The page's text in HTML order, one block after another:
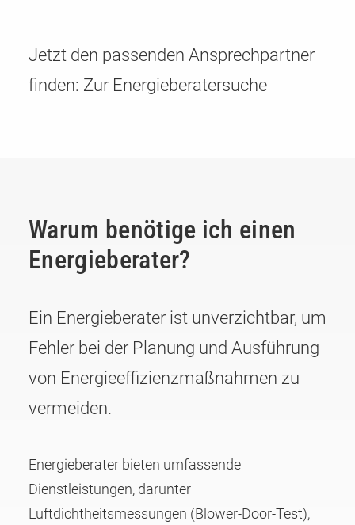
Jetzt den passenden Ansprechpartner
finden: Zur Energieberatersuche
Warum benötige ich einen
Energieberater?
Ein Energieberater ist unverzichtbar, um
Fehler bei der Planung und Ausführung
von Energie­effizien­zmaßnahmen zu
vermeiden.
Energieberater bieten umfassende
Dienstleistungen, darunter
Luftdichtheitsmessungen (Blower-Door-Test),